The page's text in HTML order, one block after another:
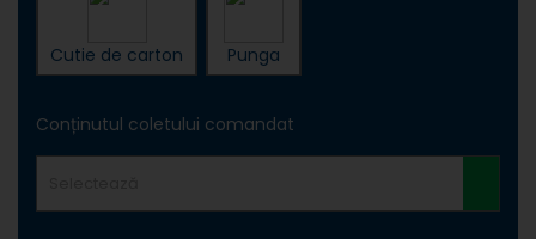
Cutie de carton Punga
Conținutul coletului comandat